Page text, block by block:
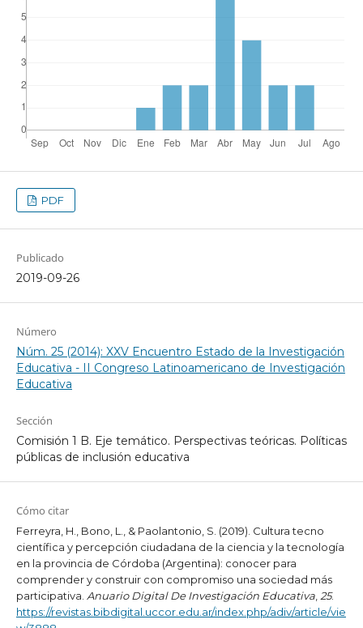
PDF
Publicado
2019-09-26
Número
Núm. 25 (2014): XXV Encuentro Estado de la Investigación
Educativa - II Congreso Latinoamericano de Investigación
Educativa
Sección
Comisión 1 B. Eje temático. Perspectivas teóricas. Políticas
públicas de inclusión educativa
Cómo citar
Ferreyra, H., Bono, L., & Paolantonio, S. (2019). Cultura tecno
científica y percepción ciudadana de la ciencia y la tecnología
en la provincia de Córdoba (Argentina): conocer para
comprender y construir con compromiso una sociedad más
participativa. Anuario Digital De Investigación Educativa, 25.
https://revistas.bibdigital.uccor.edu.ar/index.php/adiv/article/vie